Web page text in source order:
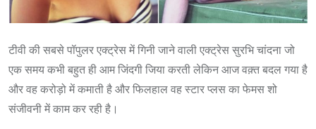
टीवी की सबसे पॉपुलर एक्ट्रेस में गिनी जाने वाली एक्ट्रेस सुरभि चांदना जो
एक समय कभी बहुत ही आम जिंदगी जिया करती लेकिन आज वक़्त बदल गया है
और वह करोड़ो में कमाती है और फिलहाल वह स्टार प्लस का फेमस शो
संजीवनी में काम कर रही है।